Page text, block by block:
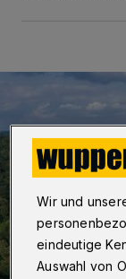
Wir und
eindeutige
Auswahl von